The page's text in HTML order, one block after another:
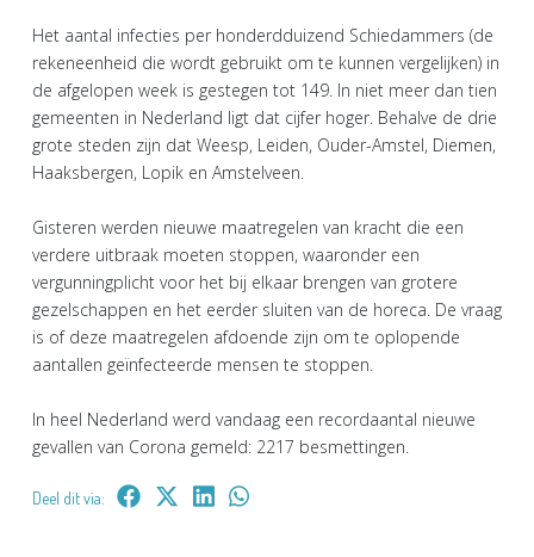
Het aantal infecties per honderdduizend Schiedammers (de
rekeneenheid die wordt gebruikt om te kunnen vergelijken) in
de afgelopen week is gestegen tot 149. In niet meer dan tien
gemeenten in Nederland ligt dat cijfer hoger. Behalve de drie
grote steden zijn dat Weesp, Leiden, Ouder-Amstel, Diemen,
Haaksbergen, Lopik en Amstelveen.
Gisteren werden nieuwe maatregelen van kracht die een
verdere uitbraak moeten stoppen, waaronder een
vergunningplicht voor het bij elkaar brengen van grotere
gezelschappen en het eerder sluiten van de horeca. De vraag
is of deze maatregelen afdoende zijn om te oplopende
aantallen geïnfecteerde mensen te stoppen.
In heel Nederland werd vandaag een recordaantal nieuwe
gevallen van Corona gemeld: 2217 besmettingen.
Deel dit via: